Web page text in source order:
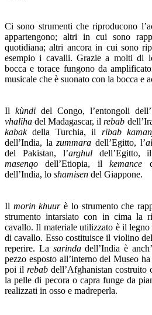
Ci sono strumenti che riproducono
appartengono; altri in cui sono
quotidiana; altri ancora in cui sono
esempio i cavalli. Grazie a molti di
bocca e torace fungono da
musicale che è suonato con la bocca e
Il kùndi del Congo, l’entongoli
vhaliha del Madagascar, ilrebab
kabakdella Turchia, il ribab
dell’India, lazummara dell’Egitto, l’
del Pakistan, l’arghuldell’Egitto,
masenqo dell’Etiopia, ilkemance
dell’India, lo shamisen del Giappone.
Il morin khuurè lo strumento che
strumento intarsiato con in cima la
cavallo. Il materiale utilizzato è il
di cavallo. Esso costituisce il violino
reperire. La sarindadell’India è
pezzo esposto all’interno del Museo
poi il rebabdell’Afghanistan costruito
la pelle di pecora o capra funge da
realizzati in osso e madreperla.